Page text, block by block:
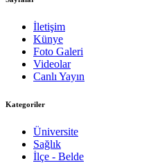
İletişim
Künye
Foto Galeri
Videolar
Canlı Yayın
Kategoriler
Üniversite
Sağlık
İlçe - Belde